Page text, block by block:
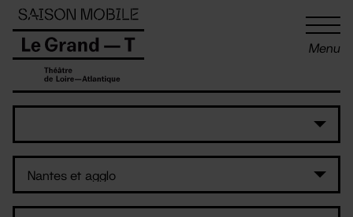
Menu
Panneau de gestion des cookies